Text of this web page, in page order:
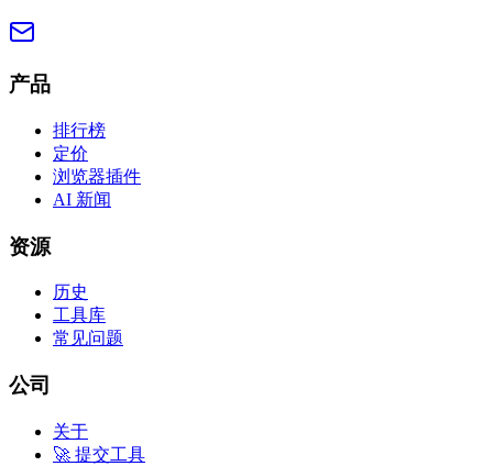
产品
排行榜
定价
浏览器插件
AI 新闻
资源
历史
工具库
常见问题
公司
关于
🚀 提交工具